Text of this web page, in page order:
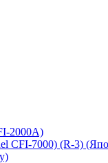
2000A)
CFI-7000) (R-3)